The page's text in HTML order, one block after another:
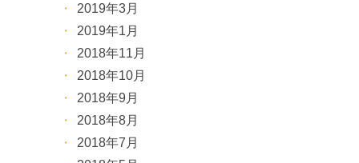
2019年3月
2019年1月
2018年11月
2018年10月
2018年9月
2018年8月
2018年7月